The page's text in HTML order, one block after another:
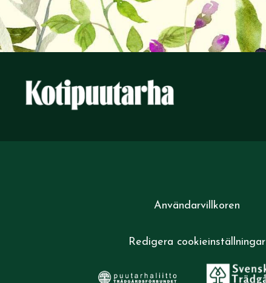
Användarvillkoren
Redigera cookieinställningar